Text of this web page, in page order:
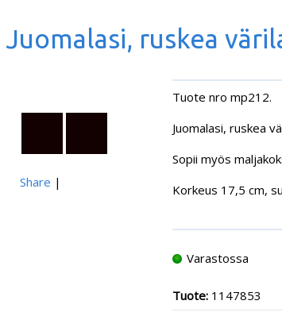
Juomalasi, ruskea
Share |
Tuote nro mp212.
Juomalasi, ruskea
Sopii myös
Korkeus 17,5 cm,
Varastossa
Tuote: 1147853